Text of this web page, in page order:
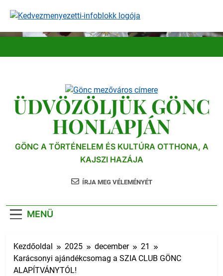
ÜDVÖZÖLJÜK GÖNC
HONLAPJÁN
GÖNC A TÖRTÉNELEM ÉS KULTÚRA OTTHONA, A
KAJSZI HAZÁJA
ÍRJA MEG VÉLEMÉNYÉT
MENÜ
Kezdőoldal 2025 december
21
Karácsonyi ajándékcsomag a SZIA CLUB GÖNC
ALAPÍTVÁNYTÓL!